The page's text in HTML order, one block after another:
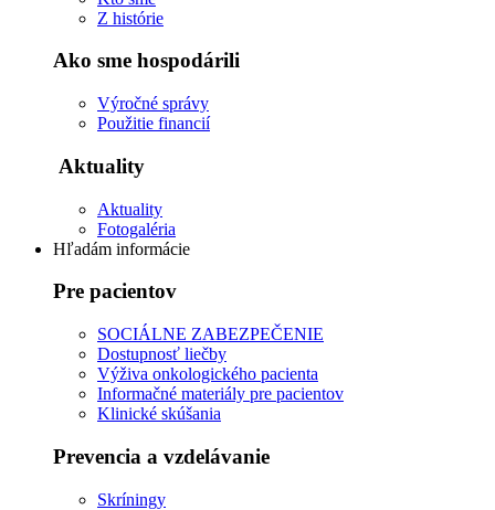
Z histórie
Ako sme hospodárili
Výročné správy
Použitie financií
Aktuality
Aktuality
Fotogaléria
Hľadám informácie
Pre pacientov
SOCIÁLNE ZABEZPEČENIE
Dostupnosť liečby
Výživa onkologického pacienta
Informačné materiály pre pacientov
Klinické skúšania
Prevencia a vzdelávanie
Skríningy